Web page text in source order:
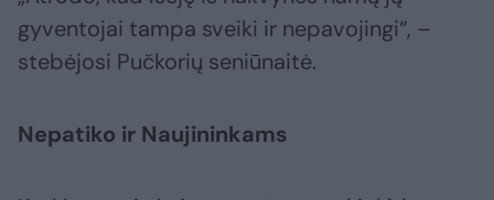
gyventojai tampa sveiki ir nepavojingi“, –
stebėjosi Pučkorių seniūnaitė.
Nepatiko ir Naujininkams